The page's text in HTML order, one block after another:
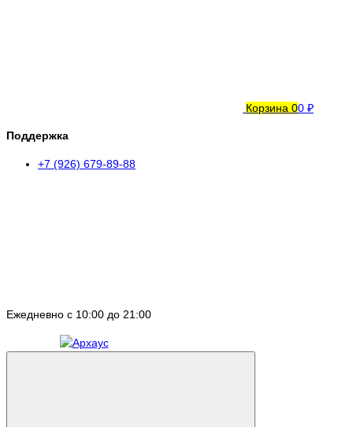
Корзина 00 ₽
Поддержка
+7 (926) 679-89-88
Ежедневно с 10:00 до 21:00